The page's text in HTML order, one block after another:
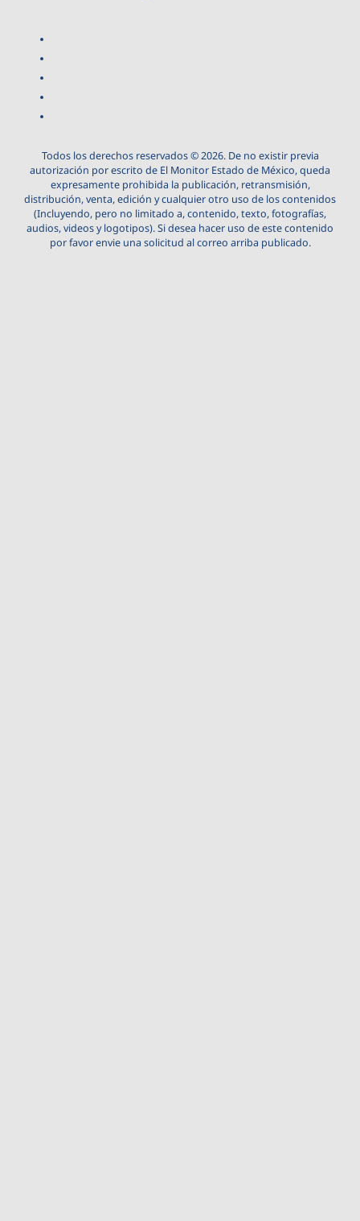
Todos los derechos reservados © 2026. De no existir previa
autorización por escrito de El Monitor Estado de México, queda
expresamente prohibida la publicación, retransmisión,
distribución, venta, edición y cualquier otro uso de los contenidos
(Incluyendo, pero no limitado a, contenido, texto, fotografías,
audios, videos y logotipos). Si desea hacer uso de este contenido
por favor envie una solicitud al correo arriba publicado.